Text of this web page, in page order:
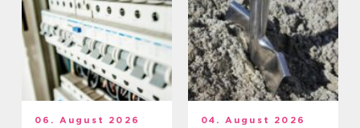
06. August 2026 04. August 2026